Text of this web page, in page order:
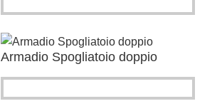
Armadio Spogliatoio doppio